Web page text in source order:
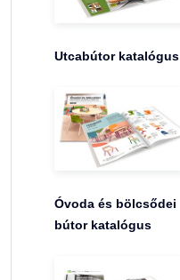
Utcabútor katalógus
Óvoda és bölcsődei
bútor katalógus